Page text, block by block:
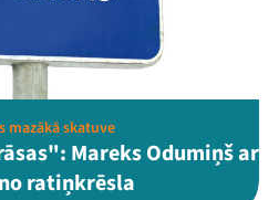
mazākā skatuve
Mareks Odumiņš ar
ratiņkrēsla